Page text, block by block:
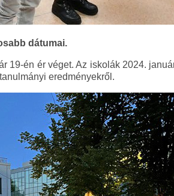
dátumai.
19-én ér véget. Az iskolák 2024.
eredményekről.